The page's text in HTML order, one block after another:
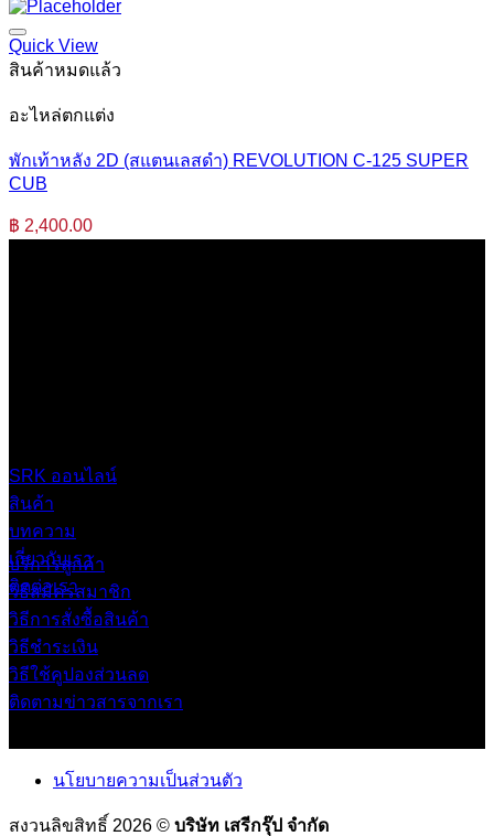
Quick View
สินค้าหมดแล้ว
อะไหล่ตกแต่ง
พักเท้าหลัง 2D (สแตนเลสดำ) REVOLUTION C-125 SUPER
CUB
฿ 2,400.00
SRK ออนไลน์
สินค้า
บทความ
เกี่ยวกับเรา
ติดต่อเรา
บริการลูกค้า
วิธีสมัครสมาชิก
วิธีการสั่งซื้อสินค้า
วิธีชำระเงิน
วิธีใช้คูปองส่วนลด
ติดตามข่าวสารจากเรา
นโยบายความเป็นส่วนตัว
สงวนลิขสิทธิ์ 2026 © บริษัท เสรีกรุ๊ป จำกัด